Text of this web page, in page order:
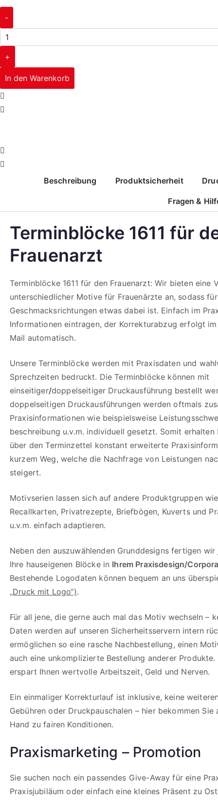
Logo
-
1611
+
In den Warenkorb
Beschreibung Produktsicherheit
Fragen &
Terminblöcke 1611 für
Frauenarzt
Terminblöcke 1611 für den Frauenarzt: Wir bieten eine
unterschiedlicher Motive für Frauenärzte an, sodass
Geschmacksrichtungen etwas dabei ist. Einfach im
Informationen eintragen, der Korrekturabzug erfolgt
Mail automatisch.
Unsere Terminblöcke werden mit Praxisdaten und
Sprechzeiten bedruckt. Die Terminblöcke können mit
einseitiger/doppelseitiger Druckausführung bestellt
doppelseitigen Druckausführungen werden oftmals
Praxisinformationen wie beispielsweise
beschreibung u.v.m. individuell gesetzt. Somit erhalten
über den Terminzettel konstant erweiterte
kurzem Weg, welche die Nachfrage von Leistungen
steigert.
Motivserien lassen sich auf andere Produktgruppen
Recallkarten, Privatrezepte, Briefbögen, Kuverts und
u.v.m. einfach adaptieren.
Neben den auszuwählenden Grunddesigns fertigen
Ihre hauseigenen Blöcke in Ihrem Praxisdesign/
Bestehende Logodaten können bequem an uns
„Druck mit Logo“).
Für all jene, die gerne auch mal das Motiv wechseln –
Daten werden auf unseren Sicherheitsservern intern
ermöglichen so eine rasche Nachbestellung, einen
auch eine unkomplizierte Bestellung anderer Produkte.
erspart Ihnen wertvolle Arbeitszeit, Geld und Nerven.
Ein einmaliger Korrekturlauf ist inklusive, keine
Gebühren oder Druckpauschalen – hier bekommen Sie
Hand zu fairen Konditionen.
Praxismarketing – Promotion
Sie suchen noch ein passendes Give-Away für eine
Praxisjubiläum oder einfach eine kleines Präsent zu